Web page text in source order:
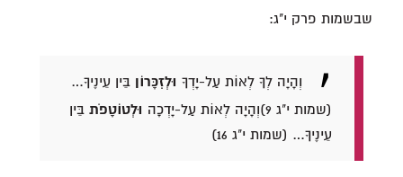
שבשמות פרק י"ג:
וְהָיָה לְךָ לְאוֹת עַל-יָדְךָ וּלְזִכָּרוֹן בֵּין עֵינֶיךָ…
(שמות י"ג 9)
וְהָיָה לְאוֹת עַל-יָדְכָה וּלְטוֹטָפֹת בֵּין
עֵינֶיךָ… (שמות י"ג 16)